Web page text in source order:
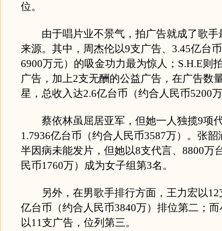
位。
由于唱片业不景气，拍广告就成了歌手
来源。其中，周杰伦以9支广告、3.45亿台
6900万元）的吸金功力最为惊人；S.H.E则
广告，加上2支无酬的公益广告，在广告数
星，总收入达2.6亿台币（约合人民币5200
蔡依林虽屈居亚军，但她一人独揽9项
1.7936亿台币（约合人民币3587万）。张
半因病未能发片，但她以8支代言、8800万
民币1760万）成为女子组第3名。
另外，在男歌手排行方面，王力宏以12
亿台币（约合人民币3840万）排位第二；
以11支广告，位列第三。